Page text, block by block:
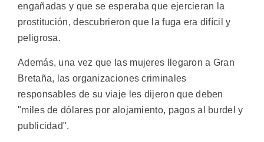
engañadas y que se esperaba que ejercieran la
prostitución, descubrieron que la fuga era difícil y
peligrosa.
Además, una vez que las mujeres llegaron a Gran
Bretaña, las organizaciones criminales
responsables de su viaje les dijeron que deben
"miles de dólares por alojamiento, pagos al burdel y
publicidad".